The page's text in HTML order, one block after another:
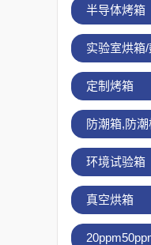
半导体烤箱
实验室烘箱
定制烤箱
防潮箱,防潮
环境试验箱
真空烘箱